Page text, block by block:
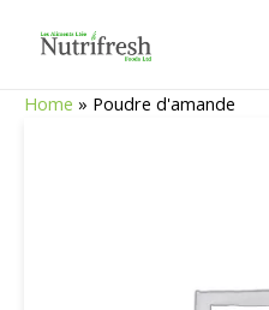
Home » Poudre d'amande